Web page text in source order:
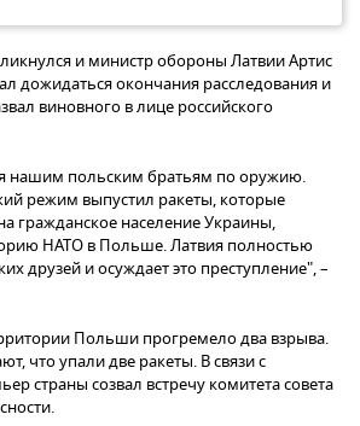
и министр обороны Латвии Артис
дожидаться окончания расследования и
виновного в лице российского
нашим польским братьям по оружию.
режим выпустил ракеты, которые
гражданское население Украины,
НАТО в Польше. Латвия полностью
друзей и осуждает это преступление", –
Польши прогремело два взрыва.
что упали две ракеты. В связи с
страны созвал встречу комитета совета